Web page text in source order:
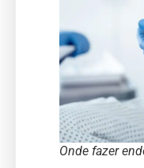
Onde fazer